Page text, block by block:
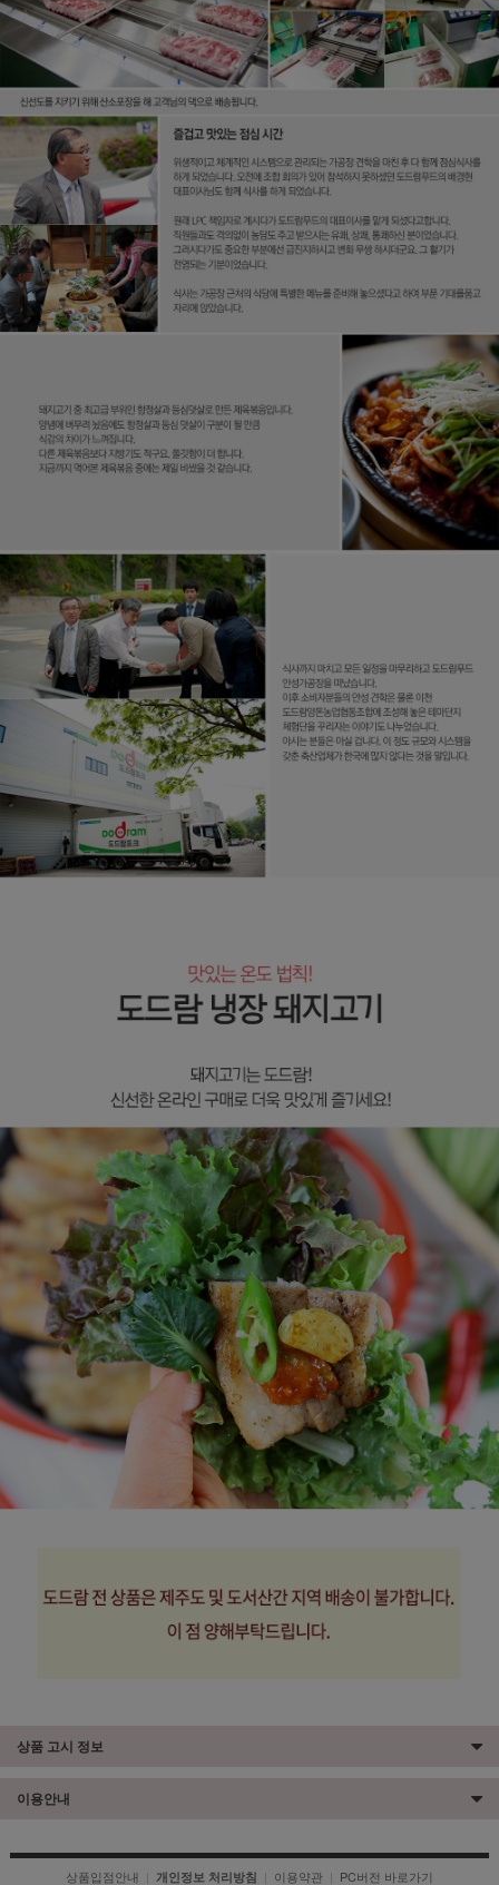
상품 고시 정보
이용안내
상품입점안내 | 개인정보 처리방침 | 이용약관 | PC버전 바로가기